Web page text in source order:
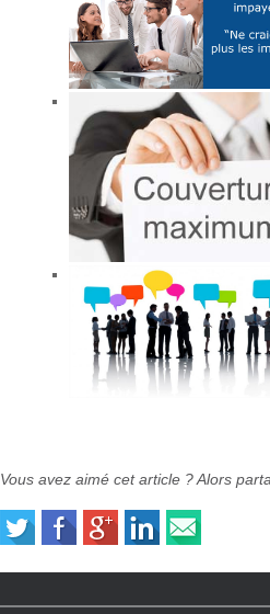
Vous avez aimé cet article ? Alors